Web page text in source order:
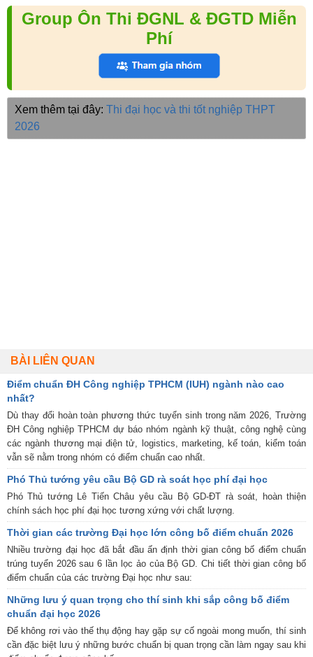
Group Ôn Thi ĐGNL & ĐGTD Miễn
Phí
Xem thêm tại đây: Thi đại học và thi tốt nghiệp THPT
2026
BÀI LIÊN QUAN
Điểm chuẩn ĐH Công nghiệp TPHCM (IUH) ngành nào cao
nhất?
Dù thay đổi hoàn toàn phương thức tuyển sinh trong năm 2026, Trường
ĐH Công nghiệp TPHCM dự báo nhóm ngành kỹ thuật, công nghệ cùng
các ngành thương mại điện tử, logistics, marketing, kế toán, kiểm toán
vẫn sẽ nằm trong nhóm có điểm chuẩn cao nhất.
Phó Thủ tướng yêu cầu Bộ GD rà soát học phí đại học
Phó Thủ tướng Lê Tiến Châu yêu cầu Bộ GD-ĐT rà soát, hoàn thiện
chính sách học phí đại học tương xứng với chất lượng.
Thời gian các trường Đại học lớn công bố điểm chuẩn 2026
Nhiều trường đại học đã bắt đầu ấn định thời gian công bố điểm chuẩn
trúng tuyển 2026 sau 6 lần lọc ảo của Bộ GD. Chi tiết thời gian công bố
điểm chuẩn của các trường Đại học như sau:
Những lưu ý quan trọng cho thí sinh khi sắp công bố điểm
chuẩn đại học 2026
Để không rơi vào thế thụ động hay gặp sự cố ngoài mong muốn, thí sinh
cần đặc biệt lưu ý những bước chuẩn bị quan trọng cần làm ngay sau khi